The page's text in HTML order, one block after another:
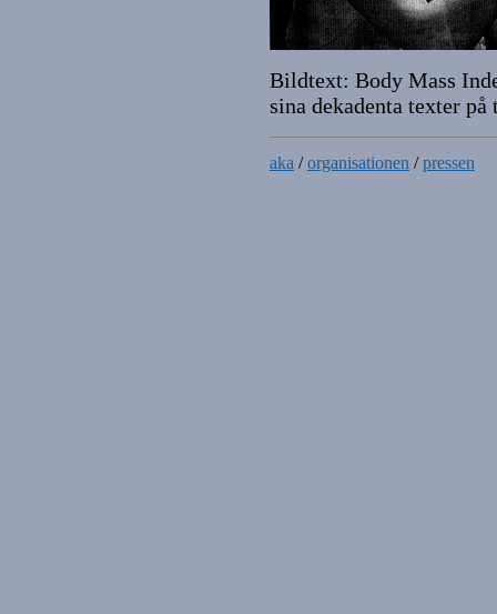
Bildtext: Body Mass
sina dekadenta texter
aka /organisationen /pressen